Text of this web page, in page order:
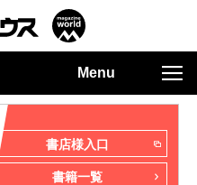
Menu
書店様入口
書籍一覧